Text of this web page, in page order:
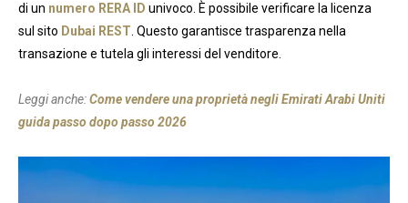
di un numero RERA ID univoco. È possibile verificare la licenza
sul sito Dubai REST. Questo garantisce trasparenza nella
transazione e tutela gli interessi del venditore.
Leggi anche:Come vendere una proprietà negli Emirati Arabi Uniti
guida passo dopo passo 2026